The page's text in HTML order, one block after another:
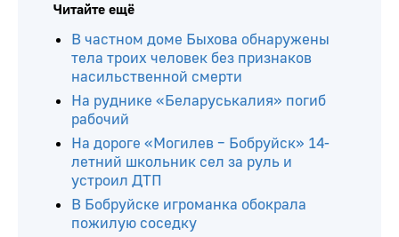
Читайте ещё
В частном доме Быхова обнаружены
тела троих человек без признаков
насильственной смерти
На руднике «Беларуськалия» погиб
рабочий
На дороге «Могилев – Бобруйск» 14-
летний школьник сел за руль и
устроил ДТП
В Бобруйске игроманка обокрала
пожилую соседку